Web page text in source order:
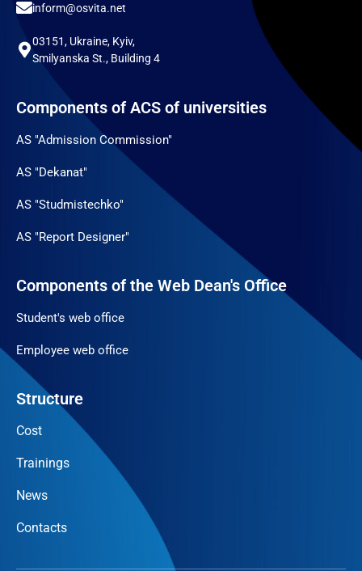
inform@osvita.net
03151, Ukraine, Kyiv,
Smilyanska St., Building 4
Components of ACS of universities
AS "Admission Commission"
AS "Dekanat"
AS "Studmistechko"
AS "Report Designer"
Components of the Web Dean's Office
Student's web office
Employee web office
Structure
Cost
Trainings
News
Contacts